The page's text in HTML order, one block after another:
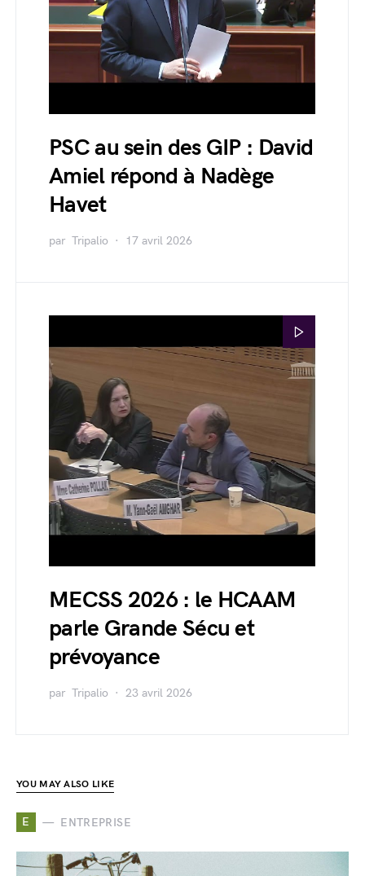
PSC au sein des GIP : David
Amiel répond à Nadège
Havet
par Tripalio 17 avril 2026
MECSS 2026 : le HCAAM
parle Grande Sécu et
prévoyance
par Tripalio 23 avril 2026
YOU MAY ALSO LIKE
E ENTREPRISE